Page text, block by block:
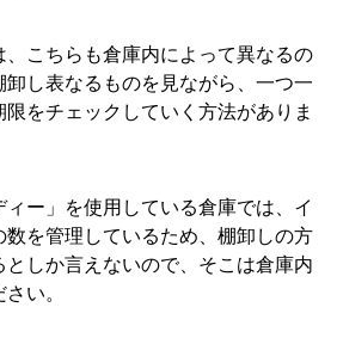
、こちらも倉庫内によって異なるの
し表なるものを見ながら、一つ一
をチェックしていく方法がありま
ー」を使用している倉庫では、イ
数を管理しているため、棚卸しの方
しか言えないので、そこは倉庫内
い。